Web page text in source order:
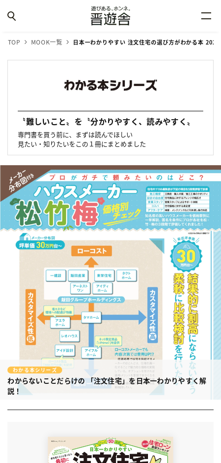
TOP MOOK一覧 日本一わかりやすい 注文住宅の選び方がわかる本
〝難しいこと〟を〝分かりやすく、読みやすく〟
専門書を買う前に、まずは読んでほしい
見たい・知りたいをこの１冊にまとめました
わかる本シリーズ
わからないことだらけの「注文住宅」を日本一わかりやすく解
説！